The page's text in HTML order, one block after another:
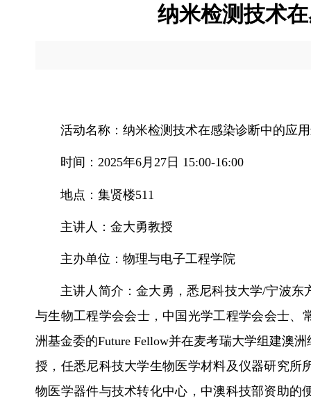
纳米检测技术
活动名称：纳米检测技术在感染诊断中的应
时间：2025年6月27日 15:00-16:00
地点：集贤楼511
主讲人：金大勇教授
主办单位：物理与电子工程学院
主讲人简介：金大勇，悉尼科技大学/宁波
与生物工程学会会士，中国光学工程学会会士、
洲基金委的Future Fellow并在麦考瑞大学组建澳
授，任悉尼科技大学生物医学材料及仪器研究所
物医学器件与技术转化中心，中澳科技部资助的